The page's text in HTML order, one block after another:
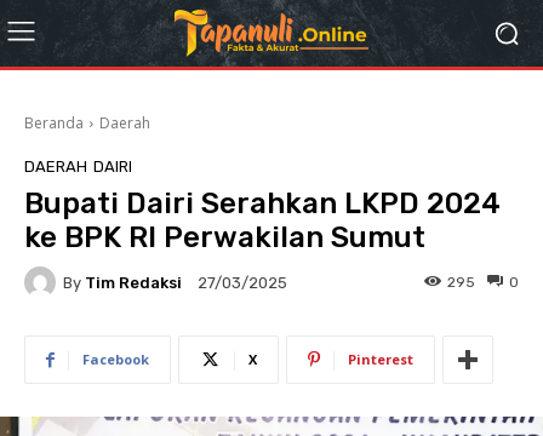
Beranda Daerah
DAERAH DAIRI
Bupati Dairi Serahkan LKPD 2024
ke BPK RI Perwakilan Sumut
By Tim Redaksi 27/03/2025 0
295
Facebook X Pinterest